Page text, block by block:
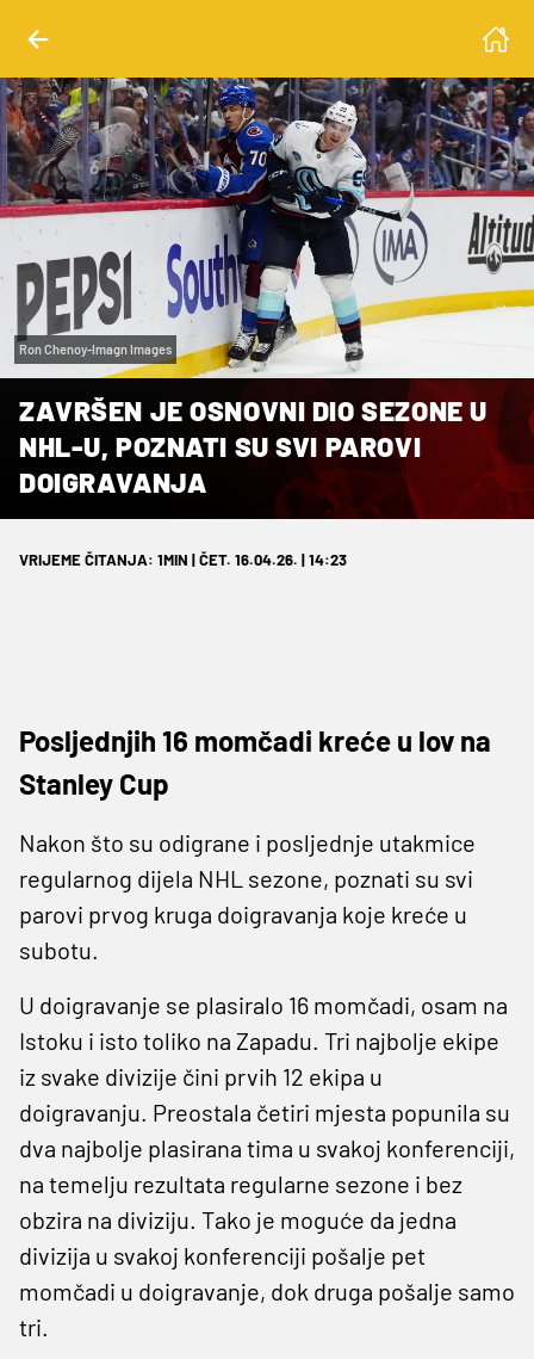
Ron Chenoy-Imagn Images
ZAVRŠEN JE OSNOVNI DIO SEZONE U
NHL-U, POZNATI SU SVI PAROVI
DOIGRAVANJA
VRIJEME ČITANJA: 1MIN | ČET. 16.04.26. | 14:23
Posljednjih 16 momčadi kreće u lov na
Stanley Cup
Nakon što su odigrane i posljednje utakmice
regularnog dijela NHL sezone, poznati su svi
parovi prvog kruga doigravanja koje kreće u
subotu.
U doigravanje se plasiralo 16 momčadi, osam na
Istoku i isto toliko na Zapadu. Tri najbolje ekipe
iz svake divizije čini prvih 12 ekipa u
doigravanju. Preostala četiri mjesta popunila su
dva najbolje plasirana tima u svakoj konferenciji,
na temelju rezultata regularne sezone i bez
obzira na diviziju. Tako je moguće da jedna
divizija u svakoj konferenciji pošalje pet
momčadi u doigravanje, dok druga pošalje samo
tri.